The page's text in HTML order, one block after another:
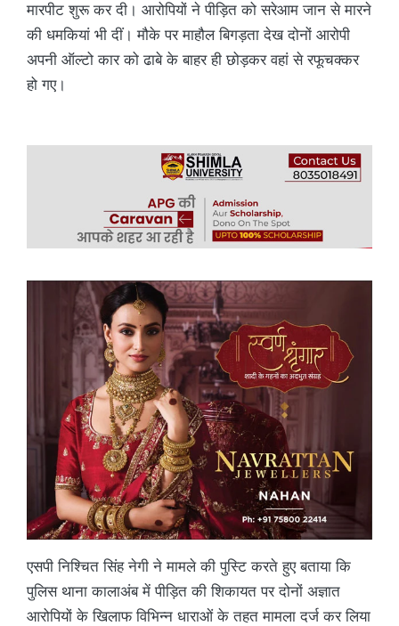
मारपीट शुरू कर दी। आरोपियों ने पीड़ित को सरेआम जान से मारने
की धमकियां भी दीं। मौके पर माहौल बिगड़ता देख दोनों आरोपी
अपनी ऑल्टो कार को ढाबे के बाहर ही छोड़कर वहां से रफूचक्कर
हो गए।
एसपी निश्चित सिंह नेगी ने मामले की पुस्टि करते हुए बताया कि
पुलिस थाना कालाअंब में पीड़ित की शिकायत पर दोनों अज्ञात
आरोपियों के खिलाफ विभिन्न धाराओं के तहत मामला दर्ज कर लिया